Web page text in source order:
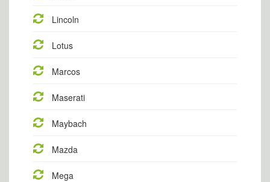
Lincoln
Lotus
Marcos
Maserati
Maybach
Mazda
Mega